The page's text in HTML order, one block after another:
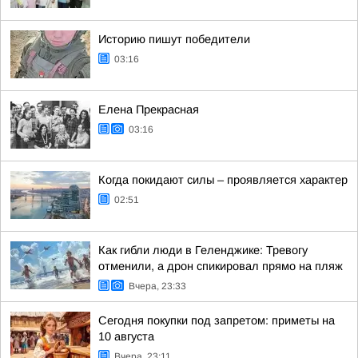
Историю пишут победители
03:16
Елена Прекрасная
03:16
Когда покидают силы – проявляется характер
02:51
Как гибли люди в Геленджике: Тревогу
отменили, а дрон спикировал прямо на пляж
Вчера, 23:33
Сегодня покупки под запретом: приметы на
10 августа